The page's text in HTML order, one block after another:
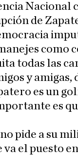
Nacional
de
como
todas las
y amigas,
es un
es
pide a su
el puesto